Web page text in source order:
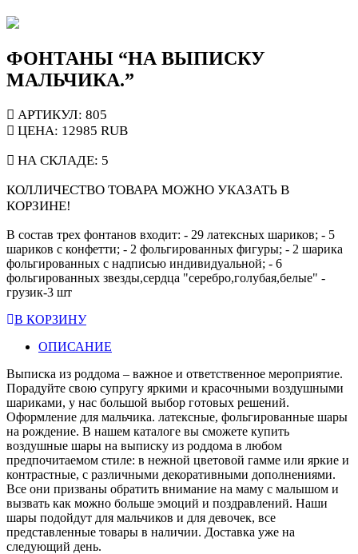
ФОНТАНЫ “НА ВЫПИСКУ
МАЛЬЧИКА.”
АРТИКУЛ: 805
ЦЕНА: 12985 RUB
НА СКЛАДЕ: 5
КОЛЛИЧЕСТВО ТОВАРА МОЖНО УКАЗАТЬ В
КОРЗИНЕ!
В состав трех фонтанов входит: - 29 латексных шариков; - 5
шариков с конфетти; - 2 фольгированных фигуры; - 2 шарика
фольгированных с надписью индивидуальной; - 6
фольгированных звезды,сердца "серебро,голубая,белые" -
грузик-3 шт
В КОРЗИНУ
ОПИСАНИЕ
Выписка из роддома – важное и ответственное мероприятие.
Порадуйте свою супругу яркими и красочными воздушными
шариками, у нас большой выбор готовых решений.
Оформление для мальчика. латексные, фольгированные шары
на рождение. В нашем каталоге вы сможете купить
воздушные шары на выписку из роддома в любом
предпочитаемом стиле: в нежной цветовой гамме или яркие и
контрастные, с различными декоративными дополнениями.
Все они призваны обратить внимание на маму с малышом и
вызвать как можно больше эмоций и поздравлений. Наши
шары подойдут для мальчиков и для девочек, все
представленные товары в наличии. Доставка уже на
следующий день.